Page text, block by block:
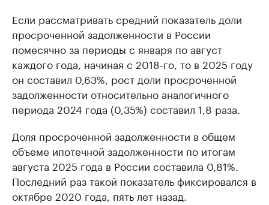
Если рассматривать средний показатель доли
просроченной задолженности в России
помесячно за периоды с января по август
каждого года, начиная с 2018-го, то в 2025 году
он составил 0,63%, рост доли просроченной
задолженности относительно аналогичного
периода 2024 года (0,35%) составил 1,8 раза.
Доля просроченной задолженности в общем
объеме ипотечной задолженности по итогам
августа 2025 года в России составила 0,81%.
Последний раз такой показатель фиксировался в
октябре 2020 года, пять лет назад.